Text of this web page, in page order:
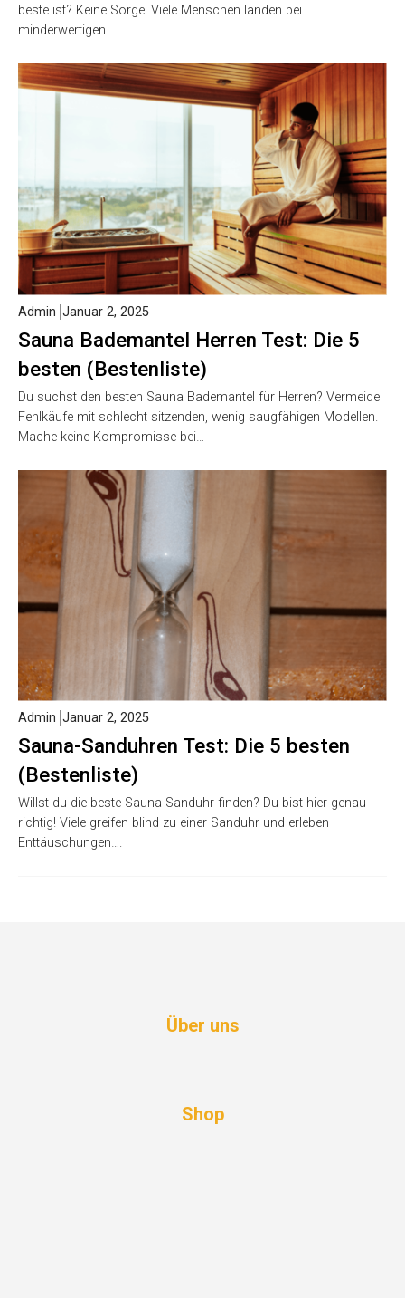
beste ist? Keine Sorge! Viele Menschen landen bei
minderwertigen…
Sauna Bademantel Herren Test: Die 5
besten (Bestenliste)
Admin Januar 2, 2025
Du suchst den besten Sauna Bademantel für Herren? Vermeide
Fehlkäufe mit schlecht sitzenden, wenig saugfähigen Modellen.
Mache keine Kompromisse bei…
Sauna-Sanduhren Test: Die 5 besten
(Bestenliste)
Admin Januar 2, 2025
Willst du die beste Sauna-Sanduhr finden? Du bist hier genau
richtig! Viele greifen blind zu einer Sanduhr und erleben
Enttäuschungen….
Über uns
Shop